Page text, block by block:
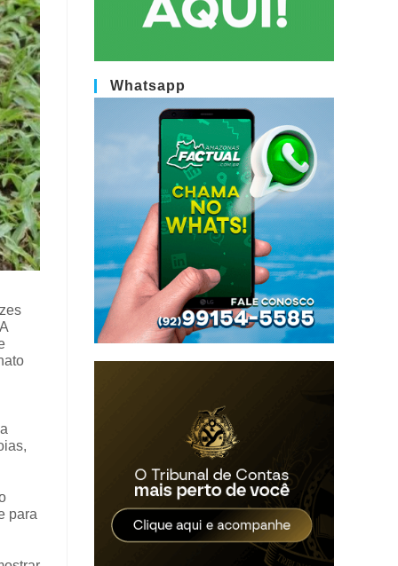
para
Whatsapp